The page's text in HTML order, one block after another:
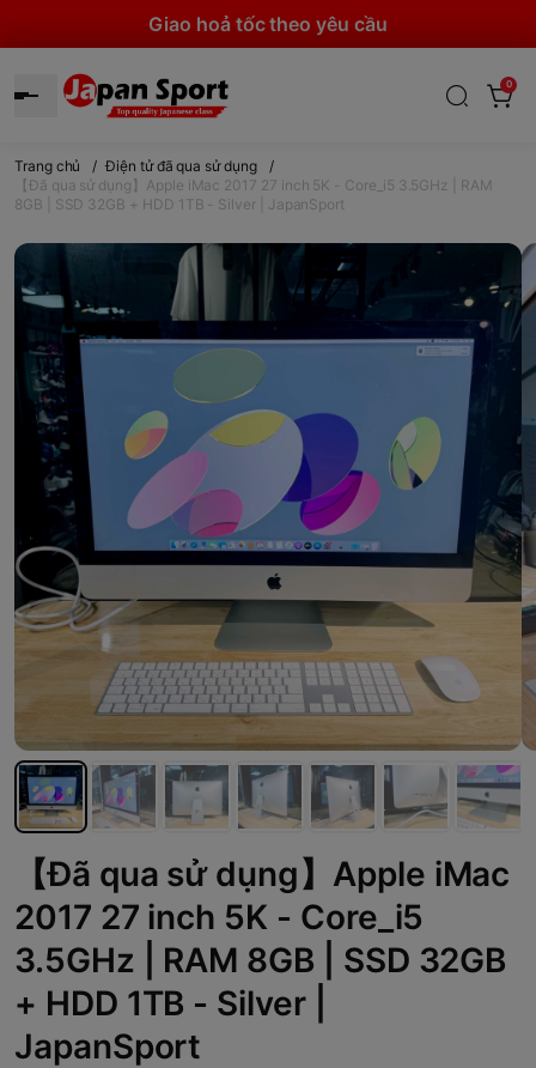
Giao hoả tốc theo yêu cầu
0
Trang chủ / Điện tử đã qua sử dụng
/
【Đã qua sử dụng】Apple iMac 2017 27 inch 5K - Core_i5 3.5GHz | RAM
8GB | SSD 32GB + HDD 1TB - Silver | JapanSport
【Đã qua sử dụng】Apple iMac
2017 27 inch 5K - Core_i5
3.5GHz | RAM 8GB | SSD 32GB
+ HDD 1TB - Silver |
JapanSport